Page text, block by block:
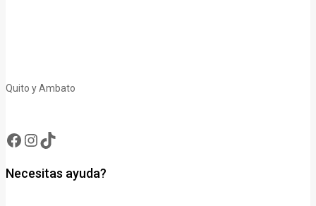
Quito y Ambato
Facebook
Instagram
TikTok
Necesitas ayuda?